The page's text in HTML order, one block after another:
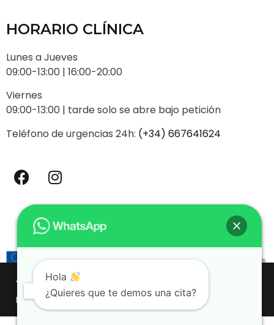
HORARIO CLÍNICA
Lunes a Jueves
09:00-13:00 | 16:00-20:00
Viernes
09:00-13:00 | tarde solo se abre bajo petición
Teléfono de urgencias 24h: (+34) 667641624
AVISO LEGAL
POLÍTICA DE COOKIES (UE)
Hola
¿Quieres que te demos una cita?